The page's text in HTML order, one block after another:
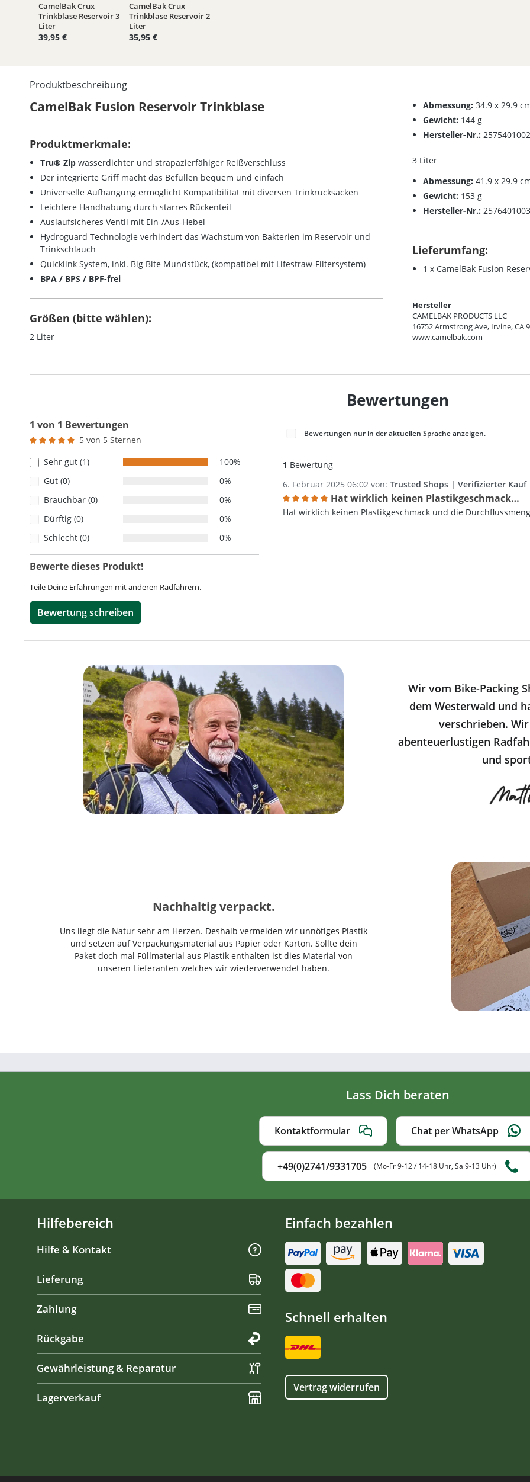
Durchschnittliche Bewertung von 5 von 5 Sternen
CamelBak Crux
Trinkblase Reservoir 3
Liter
39,95 €
Durchschnittliche Bewertung von 5 von 5 Sternen
CamelBak Crux
Trinkblase Reservoir 2
Liter
35,95 €
Produktbeschreibung
CamelBak Fusion Reservoir Trinkblase
Produktmerkmale:
Tru® Zip wasserdichter und strapazierfähiger Reißverschluss
Der integrierte Griff macht das Befüllen bequem und einfach
Universelle Aufhängung ermöglicht Kompatibilität mit diversen Trinkrucksäcken
Leichtere Handhabung durch starres Rückenteil
Auslaufsicheres Ventil mit Ein-/Aus-Hebel
Hydroguard Technologie verhindert das Wachstum von Bakterien im Reservoir und
Trinkschlauch
Quicklink System, inkl. Big Bite Mundstück, (kompatibel mit Lifestraw-Filtersystem)
BPA / BPS / BPF-frei
Größen (bitte wählen):
2 Liter
Abmessung: 34.9 x 29.9
Gewicht: 144 g
Hersteller-Nr.: 2575401002
3 Liter
Abmessung: 41.9 x 29.9
Gewicht: 153 g
Hersteller-Nr.: 2576401003
Lieferumfang:
1 x CamelBak Fusion
Hersteller
CAMELBAK PRODUCTS LLC
16752 Armstrong Ave, Irvine, CA
www.camelbak.com
Bewertungen
1 von 1 Bewertungen
Durchschnittliche Bewertung von 5 von 5 Sternen
5 von 5 Sternen
Sehr gut (1)
100%
Gut (0)
0%
Brauchbar (0)
0%
Dürftig (0)
0%
Schlecht (0)
0%
Bewerte dieses Produkt!
Teile Deine Erfahrungen mit anderen Radfahrern.
Bewertung schreiben
Bewertungen nur in der aktuellen Sprache anzeigen.
1 Bewertung
6. Februar 2025 06:02 von: Trusted Shops | Verifizierter Kauf
Bewertung mit 5 von 5 Sternen
Hat wirklich keinen Plastikgeschmack…
Hat wirklich keinen Plastikgeschmack und die
Wir vom Bike-Packing
dem Westerwald und
verschrieben.
abenteuerlustigen
und
Nachhaltig verpackt.
Uns liegt die Natur sehr am Herzen. Deshalb vermeiden wir unnötiges Plastik
und setzen auf Verpackungsmaterial aus Papier oder Karton. Sollte dein
Paket doch mal Füllmaterial aus Plastik enthalten ist dies Material von
unseren Lieferanten welches wir wiederverwendet haben.
Lass Dich beraten
Kontaktformular Chat per WhatsApp
+49(0)2741/9331705 (Mo-Fr 9-12 / 14-18 Uhr, Sa 9-13 Uhr)
Hilfebereich
Hilfe & Kontakt
Lieferung
Zahlung
Rückgabe
Gewährleistung & Reparatur
Lagerverkauf
Einfach bezahlen
Schnell erhalten
Vertrag widerrufen